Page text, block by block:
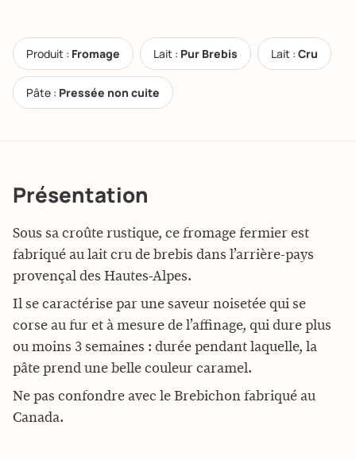
Produit : Fromage Lait : Pur Brebis Lait : Cru
Pâte : Pressée non cuite
Présentation
Sous sa croûte rustique, ce fromage fermier est
fabriqué au lait cru de brebis dans l’arrière-pays
provençal des Hautes-Alpes.
Il se caractérise par une saveur noisetée qui se
corse au fur et à mesure de l’affinage, qui dure plus
ou moins 3 semaines : durée pendant laquelle, la
pâte prend une belle couleur caramel.
Ne pas confondre avec le Brebichon fabriqué au
Canada.